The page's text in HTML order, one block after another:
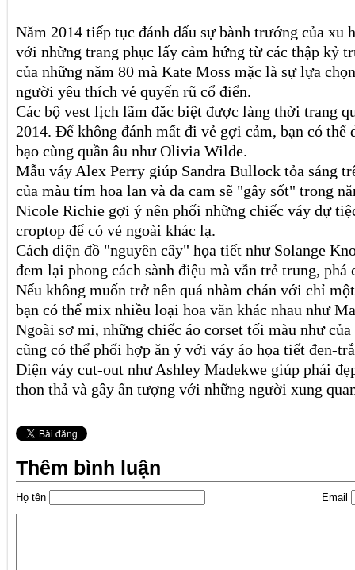
Năm 2014 tiếp tục đánh dấu sự bành trướng của xu
với những trang phục lấy cảm hứng từ các thập kỷ
của những năm 80 mà Kate Moss mặc là sự lựa
người yêu thích vẻ quyến rũ cổ điển.
Các bộ vest lịch lãm đăc biệt được làng thời trang
2014. Để không đánh mất đi vẻ gợi cảm, bạn có thể
bạo cùng quần âu như Olivia Wilde.
Mẫu váy Alex Perry giúp Sandra Bullock tỏa sáng
của màu tím hoa lan và da cam sẽ "gây sốt" trong
Nicole Richie gợi ý nên phối những chiếc váy dự
croptop để có vẻ ngoài khác lạ.
Cách diện đồ "nguyên cây" họa tiết như Solange
đem lại phong cách sành điệu mà vẫn trẻ trung, phá
Nếu không muốn trở nên quá nhàm chán với chỉ
bạn có thể mix nhiều loại hoa văn khác nhau như
Ngoài sơ mi, những chiếc áo corset tối màu như
cũng có thể phối hợp ăn ý với váy áo họa tiết đen-
Diện váy cut-out như Ashley Madekwe giúp phái
thon thả và gây ấn tượng với những người xung
Thêm bình luận
Họ tên Email